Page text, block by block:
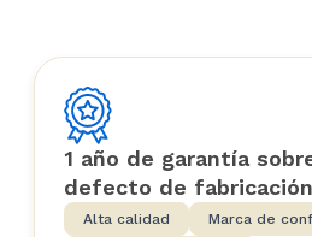
1 año de garantía
defecto de fabricación
Alta calidad
Marca de